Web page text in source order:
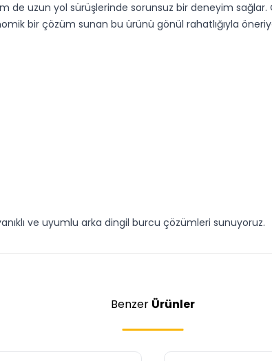
de uzun yol sürüşlerinde sorunsuz bir deneyim
bir çözüm sunan bu ürünü gönül rahatlığıyla
ve uyumlu arka dingil burcu çözümleri sunuyoruz.
Benzer Ürünler